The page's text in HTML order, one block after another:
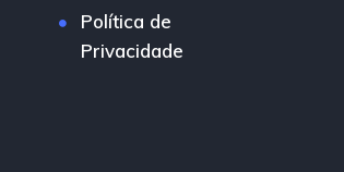
Política de
Privacidade